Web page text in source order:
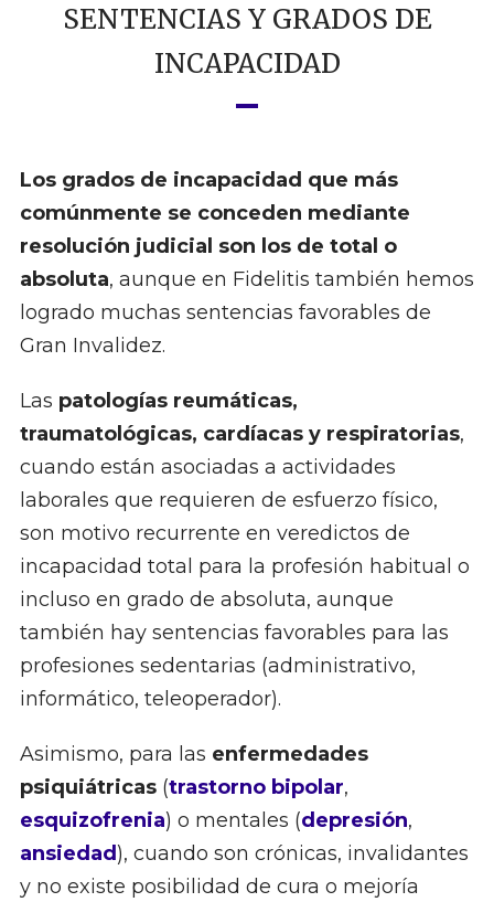
SENTENCIAS Y GRADOS DE
INCAPACIDAD
Los grados de incapacidad que más
comúnmente se conceden mediante
resolución judicial son los de total o
absoluta, aunque en Fidelitis también hemos
logrado muchas sentencias favorables de
Gran Invalidez.
Las patologías reumáticas,
traumatológicas, cardíacas y respiratorias,
cuando están asociadas a actividades
laborales que requieren de esfuerzo físico,
son motivo recurrente en veredictos de
incapacidad total para la profesión habitual o
incluso en grado de absoluta, aunque
también hay sentencias favorables para las
profesiones sedentarias (administrativo,
informático, teleoperador).
Asimismo, para las enfermedades
psiquiátricas(trastorno bipolar,
esquizofrenia) o mentales (depresión,
ansiedad ), cuando son crónicas, invalidantes
y no existe posibilidad de cura o mejoría